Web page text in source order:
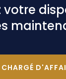
votre